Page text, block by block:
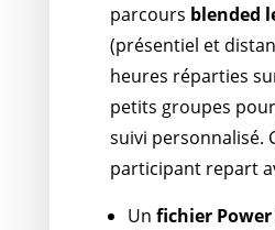
parcours blended
(présentiel et
heures réparties
petits groupes
suivi personnalisé.
participant repart
Un fichier Power